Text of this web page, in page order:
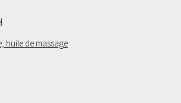
huile de massage